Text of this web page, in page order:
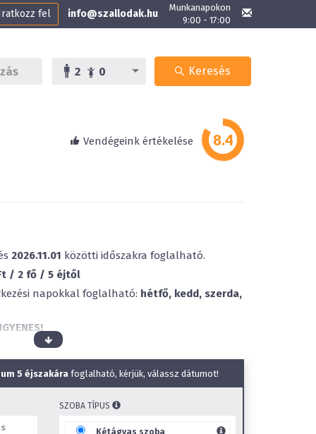
fel info@szallodak.hu
Munkanapokon
9:00 - 17:00
2 0 Keresés
Vendégeink értékelése
2026.11.01 közötti időszakra foglalható.
/ 2 fő / 5 éjtől
napokkal foglalható: hétfő, kedd, szerda,
5 éjszakárafoglalható, kérjük, válassz dátumot!
SZOBA TÍPUS
Kétágyas szoba